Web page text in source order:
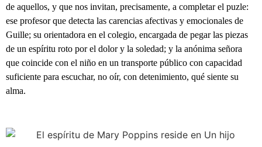
de aquellos, y que nos invitan, precisamente, a completar el puzle:
ese profesor que detecta las carencias afectivas y emocionales de
Guille; su orientadora en el colegio, encargada de pegar las piezas
de un espíritu roto por el dolor y la soledad; y la anónima señora
que coincide con el niño en un transporte público con capacidad
suficiente para escuchar, no oír, con detenimiento, qué siente su
alma.